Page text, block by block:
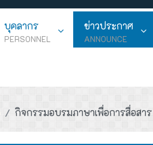
บุคลากร
PERSONNEL
ข่าวประกาศ
ANNOUNCE
กิจกรรมอบรมภาษาเพื่อการสื่อสาร